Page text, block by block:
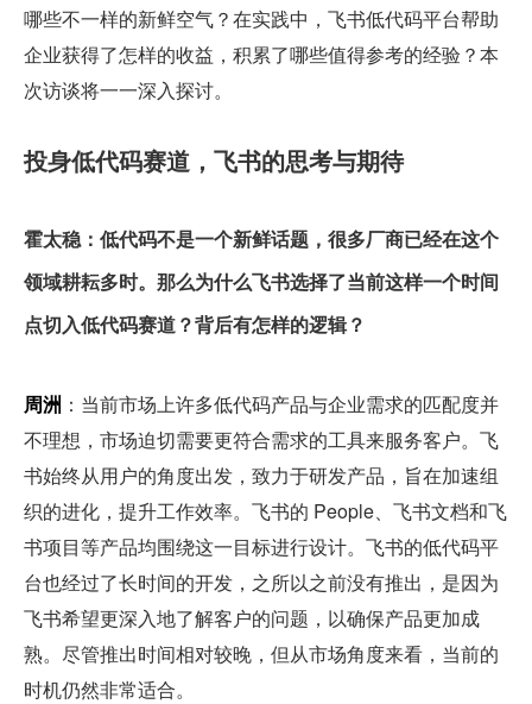
哪些不一样的新鲜空气？在实践中，飞书低代码平台帮助
企业获得了怎样的收益，积累了哪些值得参考的经验？本
次访谈将一一深入探讨。
投身低代码赛道，飞书的思考与期待
霍太稳：低代码不是一个新鲜话题，很多厂商已经在这个
领域耕耘多时。那么为什么飞书选择了当前这样一个时间
点切入低代码赛道？背后有怎样的逻辑？
周洲 ：当前市场上许多低代码产品与企业需求的匹配度并
不理想，市场迫切需要更符合需求的工具来服务客户。飞
书始终从用户的角度出发，致力于研发产品，旨在加速组
织的进化，提升工作效率。飞书的 People、飞书文档和飞
书项目等产品均围绕这一目标进行设计。飞书的低代码平
台也经过了长时间的开发，之所以之前没有推出，是因为
飞书希望更深入地了解客户的问题，以确保产品更加成
熟。尽管推出时间相对较晚，但从市场角度来看，当前的
时机仍然非常适合。